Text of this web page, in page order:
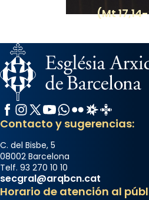
(Mt
Facebook
Instagram
X / Twitter
YouTube
WhatsApp
FlickrRadio Estel
Contacto y sugerencias:
C. del Bisbe, 5
08002 Barcelona
Telf. 93 270 10 10
secgral@arqbcn.cat
Horario de atención al